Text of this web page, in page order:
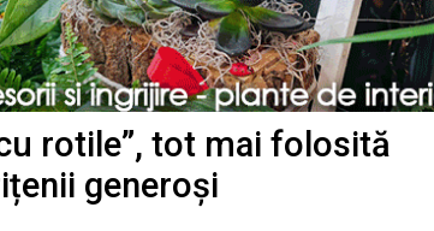
rotile”, tot mai folosită
generoși